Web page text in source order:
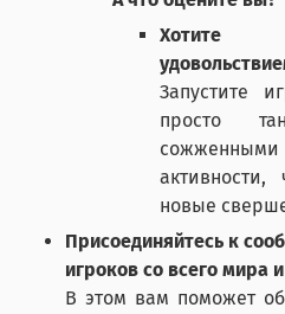
Хотите
Запустите
просто
активности,
новые
Присоединяйтесь к
игроков со всего мира
В этом вам поможет